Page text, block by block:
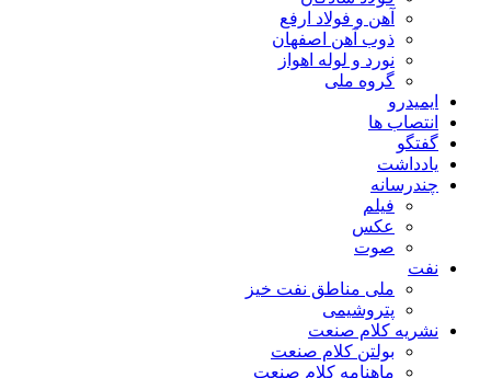
آهن و فولاد ارفع
ذوب آهن اصفهان
نورد و لوله اهواز
گروه ملی
ایمیدرو
انتصاب ها
گفتگو
یادداشت
چندرسانه
فیلم
عکس
صوت
نفت
ملی مناطق نفت خیز
پتروشیمی
نشریه کلام صنعت
بولتن کلام صنعت
ماهنامه کلام صنعت